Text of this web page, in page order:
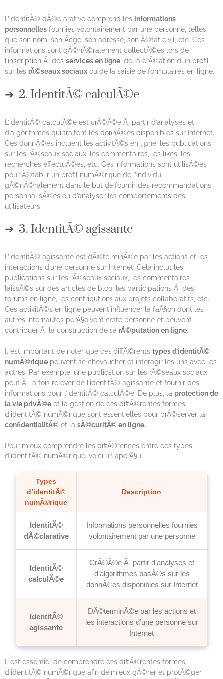
L’identitÃ© dÃ©clarative comprend les informations
personnelles fournies volontairement par une personne, telles
que son nom, son Ã¢ge, son adresse, son Ã©tat civil, etc. Ces
informations sont gÃ©nÃ©ralement collectÃ©es lors de
l’inscription Ã des services en ligne , de la crÃ©ation d’un profil
sur les rÃ©seaux sociaux ou de la saisie de formulaires en ligne.
2. IdentitÃ© calculÃ©e
L’identitÃ© calculÃ©e est crÃ©Ã©e Ã partir d’analyses et
d’algorithmes qui traitent les donnÃ©es disponibles sur Internet.
Ces donnÃ©es incluent les activitÃ©s en ligne, les publications
sur les rÃ©seaux sociaux, les commentaires, les likes, les
recherches effectuÃ©es, etc. Ces informations sont utilisÃ©es
pour Ã©tablir un profil numÃ©rique de l’individu,
gÃ©nÃ©ralement dans le but de fournir des recommandations
personnalisÃ©es ou d’analyser les comportements des
utilisateurs.
3. IdentitÃ© agissante
L’identitÃ© agissante est dÃ©terminÃ©e par les actions et les
interactions d’une personne sur Internet. Cela inclut les
publications sur les rÃ©seaux sociaux, les commentaires
laissÃ©s sur des articles de blog, les participations Ã des
forums en ligne, les contributions aux projets collaboratifs, etc.
Ces activitÃ©s en ligne peuvent influencer la faÃ§on dont les
autres internautes perÃ§oivent cette personne et peuvent
contribuer Ã la construction de sa rÃ©putation en ligne.
Il est important de noter que ces diffÃ©rents types d’identitÃ©
numÃ©rique peuvent se chevaucher et interagir les uns avec les
autres. Par exemple, une publication sur les rÃ©seaux sociaux
peut Ã la fois relever de l’identitÃ© agissante et fournir des
informations pour l’identitÃ© calculÃ©e. De plus, la protection de
la vie privÃ©e et la gestion de ces diffÃ©rentes formes
d’identitÃ© numÃ©rique sont essentielles pour prÃ©server la
confidentialitÃ© et la sÃ©curitÃ© en ligne.
Pour mieux comprendre les diffÃ©rences entre ces types
d’identitÃ© numÃ©rique, voici un aperÃ§u:
Types
d’identitÃ©
numÃ©rique
Description
IdentitÃ©
dÃ©clarative
Informations personnelles fournies
volontairement par une personne
IdentitÃ©
calculÃ©e
CrÃ©Ã©e Ã partir d’analyses et
d’algorithmes basÃ©s sur les
donnÃ©es disponibles sur Internet
IdentitÃ©
agissante
DÃ©terminÃ©e par les actions et
les interactions d’une personne sur
Internet
Il est essentiel de comprendre ces diffÃ©rentes formes
d’identitÃ© numÃ©rique afin de mieux gÃ©rer et protÃ©ger